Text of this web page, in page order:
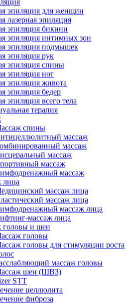
эпиляция для женщин
лазерная эпиляция
эпиляция бикини
эпиляция интимных зон
эпиляция подмышек
эпиляция рук
эпиляция спины
эпиляция ног
эпиляция живота
эпиляция бедер
эпиляция всего тела
терапия
спины
массаж
массаж
массаж
массаж
массаж
лица
массаж лица
массаж лица
массаж лица
массаж лица
головы и шеи
головы
головы для стимуляции роста
массаж головы
шеи (ШВЗ)
STT
целлюлита
фиброза